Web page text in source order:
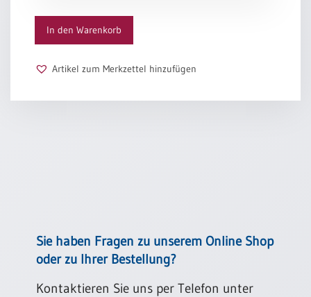
Eheschliessung
Hochzeitsjubiläum
neutrale
Abendmahlszulassung
Poster
Neuerscheinungen
Einzelposter
Es reichen zwei und drei schon aus, / wenn’s echte
Rolf Krenzer
In den Warenkorb
Artikel zum Merkzettel hinzufügen
Sie haben Fragen zu unserem Online Shop
oder zu Ihrer Bestellung?
Kontaktieren Sie uns per Telefon unter